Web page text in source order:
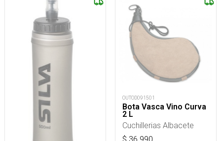
OUTOD091501
Bota Vasca Vino Curva
2 L
Cuchillerias Albacete